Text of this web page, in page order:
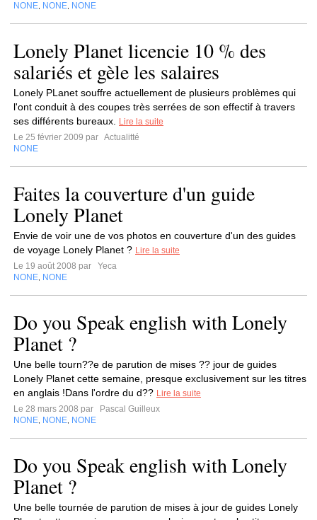
NONE NONE NONE
Lonely Planet licencie 10 % des
salariés et gèle les salaires
Lonely PLanet souffre actuellement de plusieurs problèmes qui
l'ont conduit à des coupes très serrées de son effectif à travers
ses différents bureaux.
Lire la suite
Le 25 février 2009 par Actualitté
NONE
Faites la couverture d'un guide
Lonely Planet
Envie de voir une de vos photos en couverture d'un des guides
de voyage Lonely Planet ? Lire la suite
Le 19 août 2008 par
Yeca
NONE NONE
Do you Speak english with Lonely
Planet ?
Une belle tourn??e de parution de mises ?? jour de guides
Lonely Planet cette semaine, presque exclusivement sur les titres
en anglais !Dans l'ordre du d?? Lire la suite
Le 28 mars 2008 par
Pascal Guilleux
NONE NONE NONE
Do you Speak english with Lonely
Planet ?
Une belle tournée de parution de mises à jour de guides Lonely